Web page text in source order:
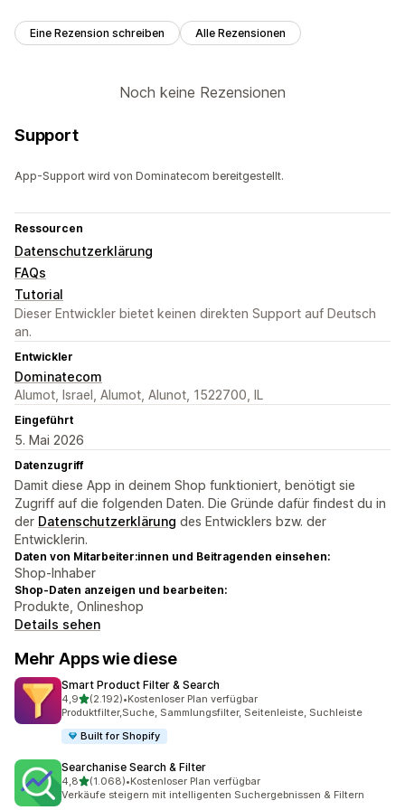
Eine Rezension schreiben Alle Rezensionen
Noch keine Rezensionen
Support
App-Support wird von Dominatecom bereitgestellt.
Ressourcen
Datenschutzerklärung
FAQs
Tutorial
Dieser Entwickler bietet keinen direkten Support auf Deutsch
an.
Entwickler
Dominatecom
Alumot, Israel, Alumot, Alunot, 1522700, IL
Eingeführt
5. Mai 2026
Datenzugriff
Damit diese App in deinem Shop funktioniert, benötigt sie
Zugriff auf die folgenden Daten. Die Gründe dafür findest du in
der Datenschutzerklärung des Entwicklers bzw. der
Entwicklerin.
Daten von Mitarbeiter:innen und Beitragenden einsehen:
Shop-Inhaber
Shop-Daten anzeigen und bearbeiten:
Produkte, Onlineshop
Details sehen
Mehr Apps wie diese
Smart Product Filter & Search
4,9von 5 Sternen
(2.192)
2192 Rezensionen insgesamt
•Kostenloser Plan verfügbar
Produktfilter,Suche, Sammlungsfilter, Seitenleiste, Suchleiste
Built for Shopify
Searchanise Search & Filter
4,8von 5 Sternen
(1.068)
1068 Rezensionen insgesamt
•Kostenloser Plan verfügbar
Verkäufe steigern mit intelligenten Suchergebnissen & Filtern